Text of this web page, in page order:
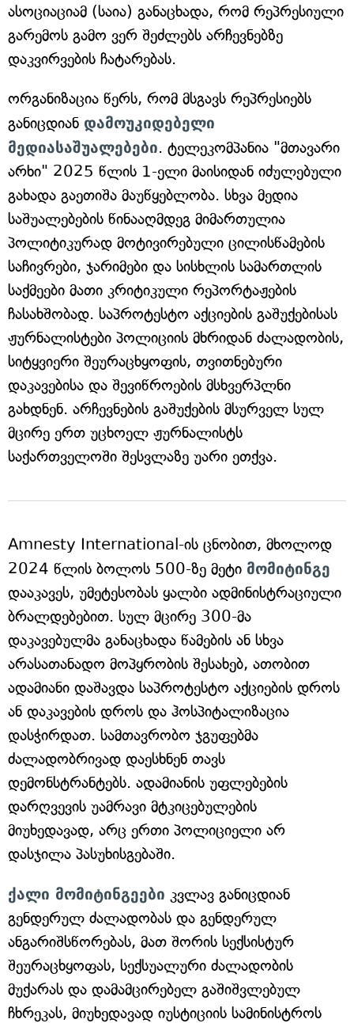
ასოციაციამ (საია) განაცხადა, რომ რეპრესიული
გარემოს გამო ვერ შეძლებს არჩევნებზე
დაკვირვების ჩატარებას.
ორგანიზაცია წერს, რომ მსგავს რეპრესიებს
განიცდიან დამოუკიდებელი
მედიასაშუალებები. ტელეკომპანია "მთავარი
არხი" 2025 წლის 1-ელი მაისიდან იძულებული
გახადა გაეთიშა მაუწყებლობა. სხვა მედია
საშუალებების წინააღმდეგ მიმართულია
პოლიტიკურად მოტივირებული ცილისწამების
საჩივრები, ჯარიმები და სისხლის სამართლის
საქმეები მათი კრიტიკული რეპორტაჟების
ჩასახშობად. საპროტესტო აქციების გაშუქებისას
ჟურნალისტები პოლიციის მხრიდან ძალადობის,
სიტყვიერი შეურაცხყოფის, თვითნებური
დაკავებისა და შევიწროების მსხვერპლნი
გახდნენ. არჩევნების გაშუქების მსურველ სულ
მცირე ერთ უცხოელ ჟურნალისტს
საქართველოში შესვლაზე უარი ეთქვა.
Amnesty International-ის ცნობით, მხოლოდ
2024 წლის ბოლოს 500-ზე მეტი მომიტინგე
დააკავეს, უმეტესობას ყალბი ადმინისტრაციული
ბრალდებებით. სულ მცირე 300-მა
დაკავებულმა განაცხადა წამების ან სხვა
არასათანადო მოპყრობის შესახებ, ათობით
ადამიანი დაშავდა საპროტესტო აქციების დროს
ან დაკავების დროს და ჰოსპიტალიზაცია
დასჭირდათ. სამთავრობო ჯგუფებმა
ძალადობრივად დაესხნენ თავს
დემონსტრანტებს. ადამიანის უფლებების
დარღვევის უამრავი მტკიცებულების
მიუხედავად, არც ერთი პოლიციელი არ
დასჯილა პასუხისგებაში.
ქალი მომიტინგეები კვლავ განიცდიან
გენდერულ ძალადობას და გენდერულ
ანგარიშსწორებას, მათ შორის სექსისტურ
შეურაცხყოფას, სექსუალური ძალადობის
მუქარას და დამამცირებელ გაშიშვლებულ
ჩხრეკას, მიუხედავად იუსტიციის სამინისტროს